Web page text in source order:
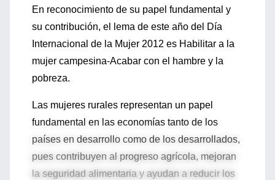
En reconocimiento de su papel fundamental y
su contribución, el lema de este año del Día
Internacional de la Mujer 2012 es Habilitar a la
mujer campesina-Acabar con el hambre y la
pobreza.
Las mujeres rurales representan un papel
fundamental en las economías tanto de los
países en desarrollo como de los desarrollados,
pues contribuyen al progreso agrícola, mejoran
la seguridad alimentaria y ayudan a reducir los